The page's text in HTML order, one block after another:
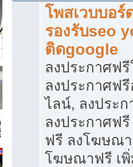
โพสเวบบอร์
รองรับseo
ติดgoogle
ลงประกาศฟ
ลงประกาศฟ
ไลน์, ลงประ
ลงประกาศฟ
ฟรี ลงโฆษณ
โฆษณาฟรี เพิ่